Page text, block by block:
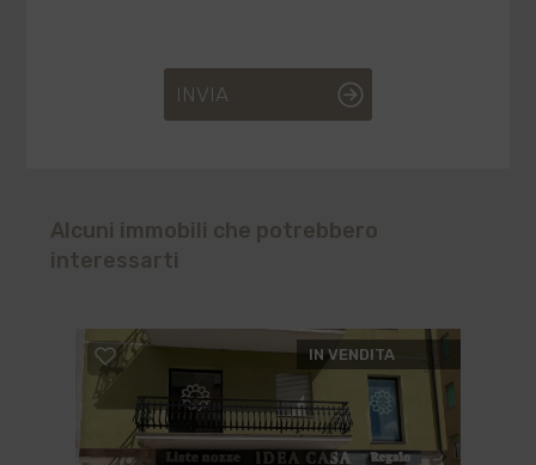
INVIA
Alcuni immobili che potrebbero
interessarti
IN VENDITA